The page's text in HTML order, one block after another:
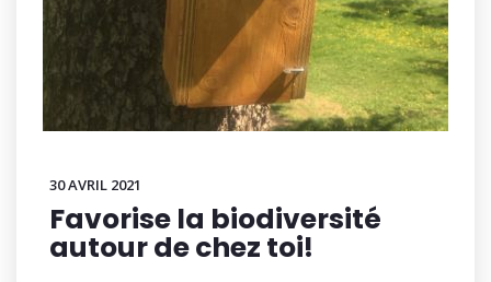
30 AVRIL 2021
Favorise la biodiversité
autour de chez toi!